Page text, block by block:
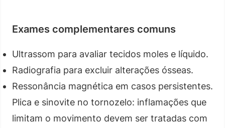
Exames complementares comuns
Ultrassom para avaliar tecidos moles e líquido.
Radiografia para excluir alterações ósseas.
Ressonância magnética em casos persistentes.
Plica e sinovite no tornozelo: inflamações que
limitam o movimento devem ser tratadas com